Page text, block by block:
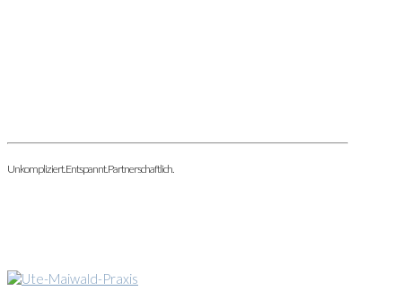
Unkompliziert. Entspannt. Partnerschaftlich.